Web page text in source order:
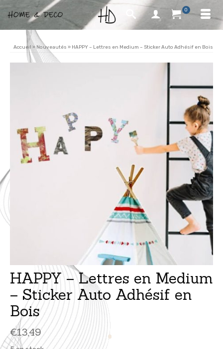
0
Accueil » Nouveautés » HAPPY – Lettres en Medium – Sticker Auto Adhésif en Bois
HAPPY – Lettres en Medium
– Sticker Auto Adhésif en
Bois
€13,49